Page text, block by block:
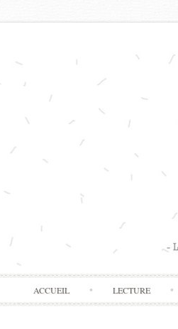
ACCUEIL LECTURE